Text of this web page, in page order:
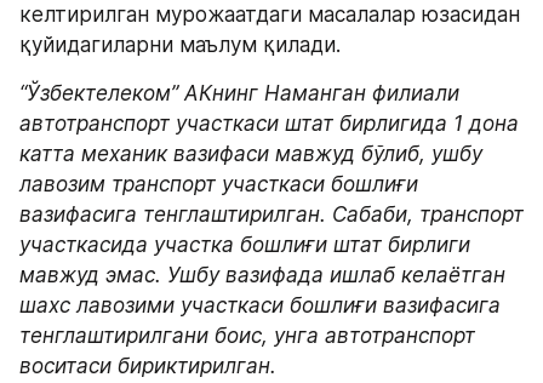
келтирилган мурожаатдаги масалалар юзасидан
қуйидагиларни маълум қилади.
“Ўзбектелеком” АКнинг Наманган филиали
автотранспорт участкаси штат бирлигида 1 дона
катта механик вазифаси мавжуд бўлиб, ушбу
лавозим транспорт участкаси бошлиғи
вазифасига тенглаштирилган. Сабаби, транспорт
участкасида участка бошлиғи штат бирлиги
мавжуд эмас. Ушбу вазифада ишлаб келаётган
шахс лавозими участкаси бошлиғи вазифасига
тенглаштирилгани боис, унга автотранспорт
воситаси бириктирилган.